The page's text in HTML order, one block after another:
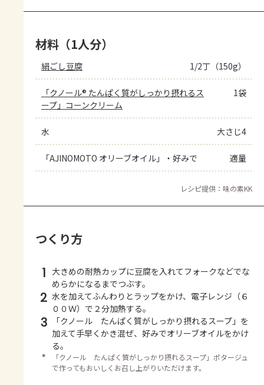
材料（1人分）
絹ごし豆腐 1/2丁（150g）
「クノール® たんぱく質がしっかり摂れるス
ープ」コーンクリーム
1袋
水 大さじ4
「AJINOMOTO オリーブオイル」・好みで 適量
レシピ提供：味の素KK
つくり方
1 大きめの耐熱カップに豆腐を入れてフォークなどでな
めらかになるまでつぶす。
2 水を加えてふんわりとラップをかけ、電子レンジ（６
００Ｗ）で２分加熱する。
3
「クノール たんぱく質がしっかり摂れるスープ」を
加えて手早くかき混ぜ、好みでオリーブオイルをかけ
る。
＊
「クノール たんぱく質がしっかり摂れるスープ」ポタージュ
で作ってもおいしくお召し上がりいただけます。